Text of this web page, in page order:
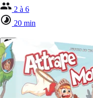
2 à 6
20 min